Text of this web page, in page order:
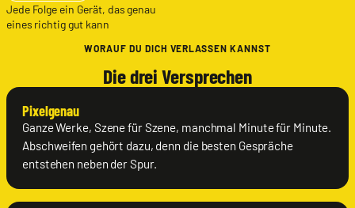
Jede Folge ein Gerät, das genau
eines richtig gut kann
WORAUF DU DICH VERLASSEN KANNST
Die drei Versprechen
Pixelgenau
Ganze Werke, Szene für Szene, manchmal Minute für Minute.
Abschweifen gehört dazu, denn die besten Gespräche
entstehen neben der Spur.